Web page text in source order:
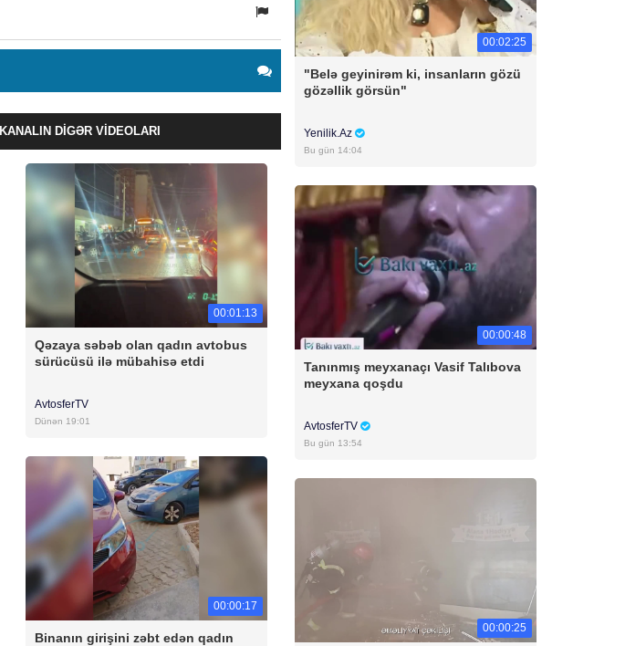
KANALIN DIGƏR VIDEOLARI
00:01:13
Qəzaya səbəb olan qadın avtobus
sürücüsü ilə mübahisə etdi
AvtosferTV
Dünən 19:01
00:00:17
Binanın girişini zəbt edən qadın
00:02:25
"Belə geyinirəm ki, insanların gözü
gözəllik görsün"
Yenilik.Az
Bu gün 14:04
00:00:48
Tanınmış meyxanaçı Vasif Talıbova
meyxana qoşdu
AvtosferTV
Bu gün 13:54
00:00:25